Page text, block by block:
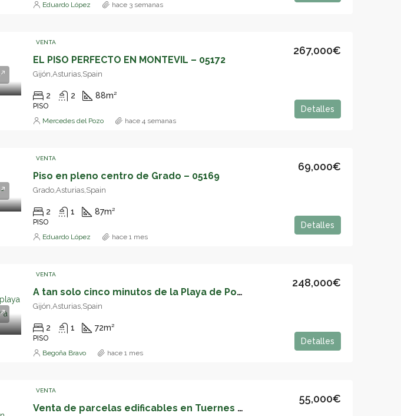
Eduardo López hace 3 semanas
VENTA
EL PISO PERFECTO EN MONTEVIL – 05172
267,000€
Gijón,Asturias,Spain
2 2 88m²
PISO Detalles
Mercedes del Pozo hace 4 semanas
VENTA
Piso en pleno centro de Grado – 05169
69,000€
Grado,Asturias,Spain
2 1 87m²
PISO Detalles
Eduardo López hace 1 mes
VENTA
A tan solo cinco minutos de la Playa de Poniente y del tren. Para entrar a vivir – 05166
248,000€
Gijón,Asturias,Spain
2 1 72m²
PISO Detalles
Begoña Bravo hace 1 mes
VENTA
Venta de parcelas edificables en Tuernes el Grande, Llanera – 05163
55,000€